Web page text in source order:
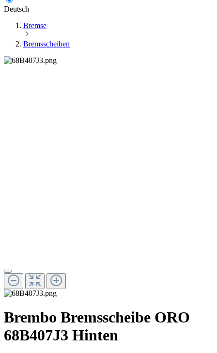
Deutsch
Bremse
Bremsscheiben
Brembo Bremsscheibe ORO
68B407J3 Hinten